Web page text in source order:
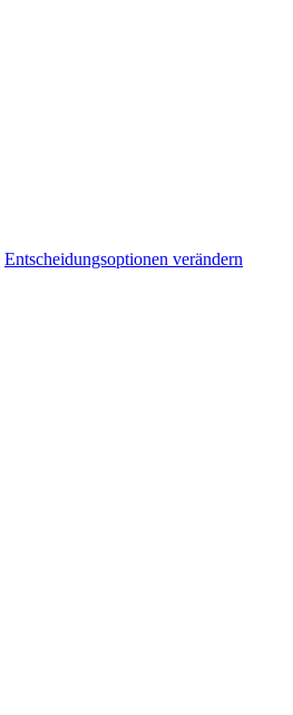
Entscheidungsoptionen verändern